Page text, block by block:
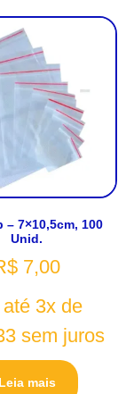
– 7×10,5cm, 100
Unid.
7,00
3x de
sem juros
Leia mais